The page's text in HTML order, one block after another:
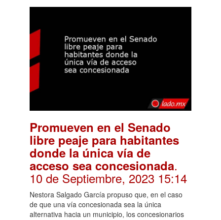
Promueven en el Senado
libre peaje para habitantes
donde la única vía de
acceso sea concesionada.
10 de Septiembre, 2023 15:14
Nestora Salgado García propuso que, en el caso
de que una vía concesionada sea la única
alternativa hacia un municipio, los concesionarios